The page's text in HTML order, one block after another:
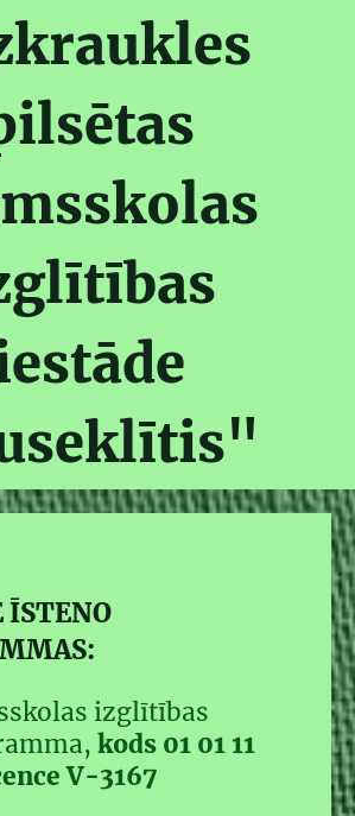
ĪSTENO
izglītības
kods 01 01 11
V-3167